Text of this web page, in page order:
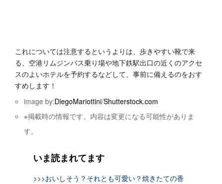
これについては注意するというよりは、歩きやすい靴で来
る、空港リムジンバス乗り場や地下鉄駅出口の近くのアクセ
スのよいホテルを予約するなどして、事前に備えるのをおす
すめします！
image by:DiegoMariottini/Shutterstock.com
※掲載時の情報です。内容は変更になる可能性がありま
す。
いま読まれてます
>>>おいしそう？それとも可愛い？焼きたての香